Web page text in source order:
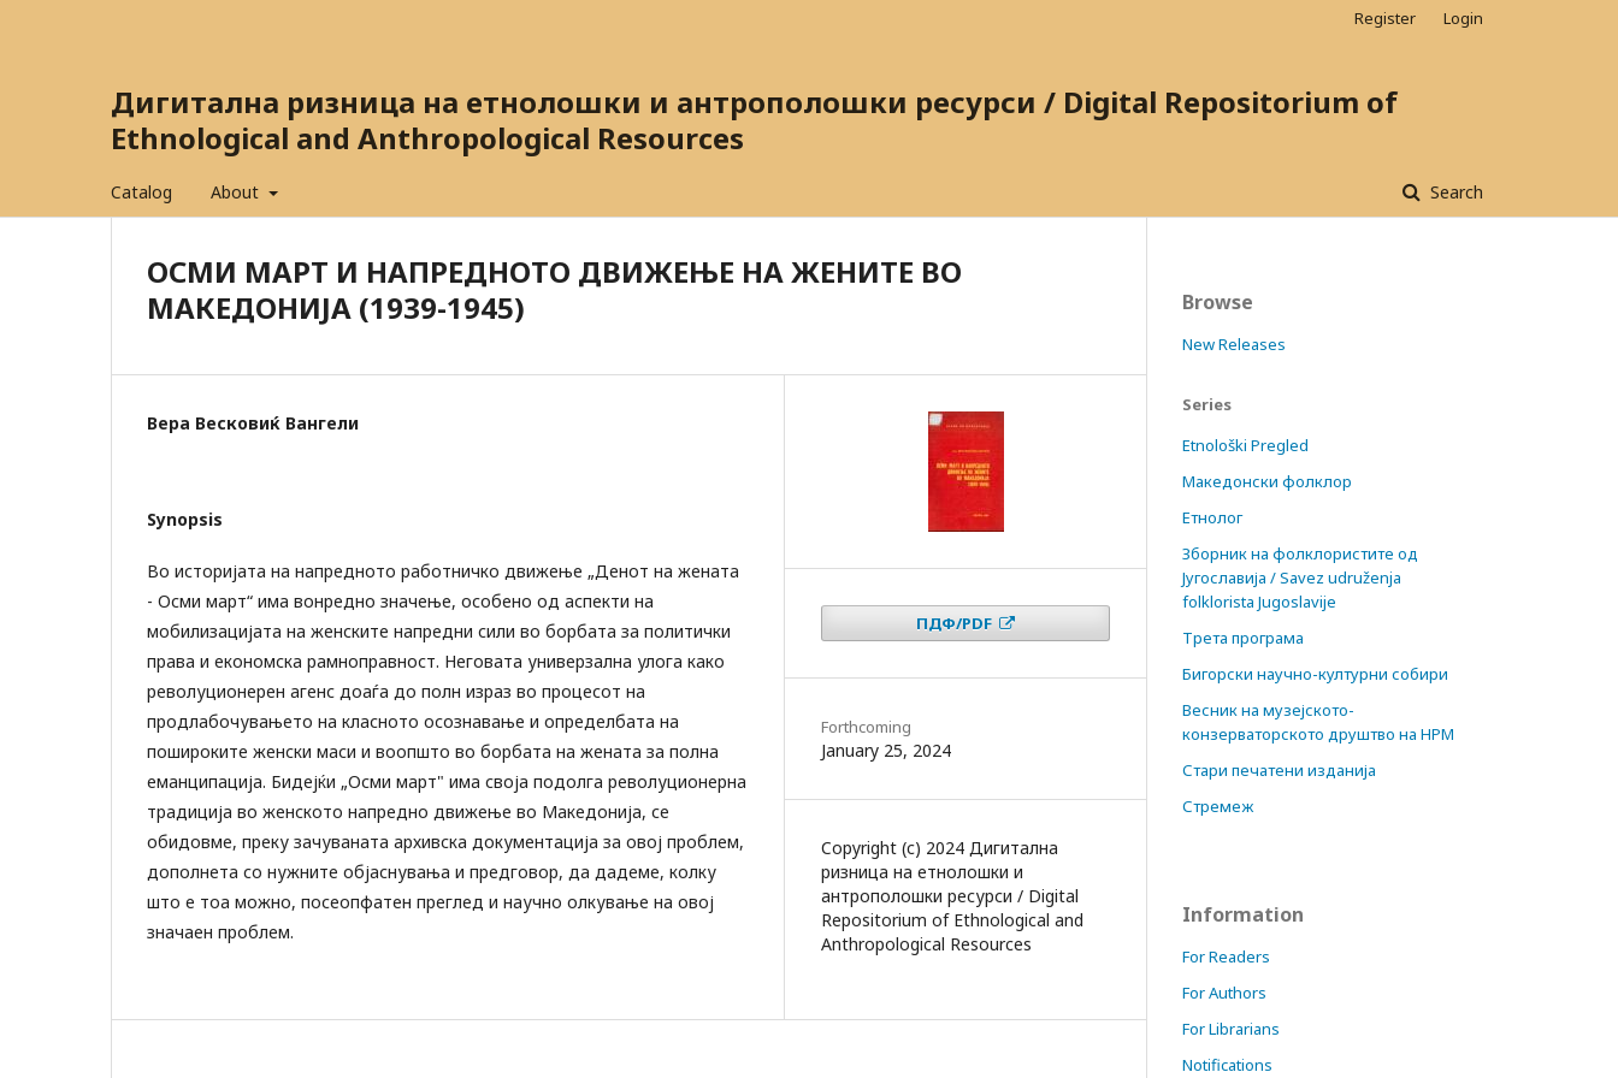
Дигитална ризница на етнолошки и антрополошки ресурси / Digital Repositorium of
Ethnological and Anthropological Resources
Catalog About Search
Register Login
ОСМИ МАРТ И НАПРЕДНОТО ДВИЖЕЊЕ НА ЖЕНИТЕ ВО
МАКЕДОНИЈА (1939-1945)
Вера Весковиќ Вангели
Synopsis
Во историјата на напредното работничко движење „Денот на жената
- Осми март“ има вонредно значење, особено од аспекти на
мобилизацијата на женските напредни сили во борбата за политички
права и економска рамноправност. Неговата универзална улога како
револуционерен агенс доаѓа до полн израз во процесот на
продлабочувањето на класното осознавање и определбата на
пошироките женски маси и воопшто во борбата на жената за полна
еманципација. Бидејќи „Осми март" има своја подолга револуционерна
традиција во женското напредно движење во Македонија, се
обидовме, преку зачуваната архивска документација за овој проблем,
дополнета со нужните објаснувања и предговор, да дадеме, колку
што е тоа можно, посеопфатен преглед и научно олкување на овој
значаен проблем.
ПДФ/PDF
Forthcoming
January 25, 2024
Copyright (c) 2024 Дигитална
ризница на етнолошки и
антрополошки ресурси / Digital
Repositorium of Ethnological and
Anthropological Resources
Browse
New Releases
Series
Etnološki Pregled
Македонски фолклор
Етнолог
Зборник на фолклористите од
Југославија / Savez udruženja
folklorista Jugoslavije
Трета програма
Бигорски научно-културни собири
Весник на музејското-
конзерваторското друштво на НРМ
Стари печатени изданија
Стремеж
Information
For Readers
For Authors
For Librarians
Notifications